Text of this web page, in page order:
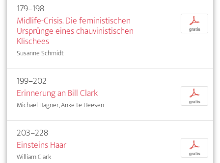
179–198
Midlife-Crisis. Die feministischen
Ursprünge eines chauvinistischen
Klischees
Susanne Schmidt
p
gratis
199–202
Erinnerung an Bill Clark
Michael Hagner, Anke te Heesen
p
gratis
203–228
Einsteins Haar
William Clark
p
gratis